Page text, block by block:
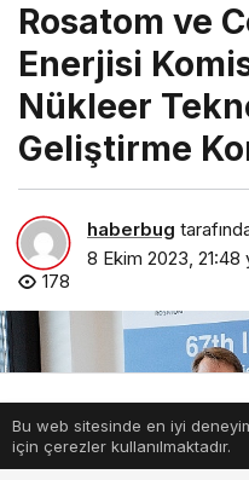
Rosatom ve
Enerjisi
Nükleer
Geliştirme
haberbug
8 Ekim 2023, 21:48
178
Bu web sitesinde en iyi
için çerezler kullanılmaktadır.
Anasayfa Akış